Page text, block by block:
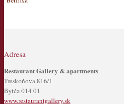
Adresa
Restaurant Gallery & apartments
Treskoňova 816/1
Bytča 014 01
www.restaurantgallery.sk